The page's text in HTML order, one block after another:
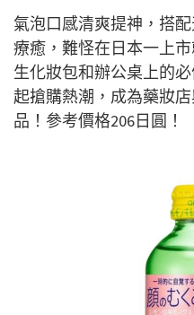
氣泡口感清爽提神，搭
療癒，難怪在日本一上
生化妝包和辦公桌上的
起搶購熱潮，成為藥妝
品！參考價格206日圓！